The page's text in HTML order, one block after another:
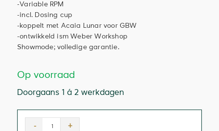
-Variable RPM
-incl. Dosing cup
-koppelt met Acaia Lunar voor GBW
-ontwikkeld ism Weber Workshop
Showmode; volledige garantie.
Op voorraad
Doorgaans 1 á 2 werkdagen
- +